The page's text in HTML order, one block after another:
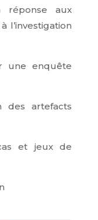
aux
l’investigation
une enquête
des artefacts
et jeux de